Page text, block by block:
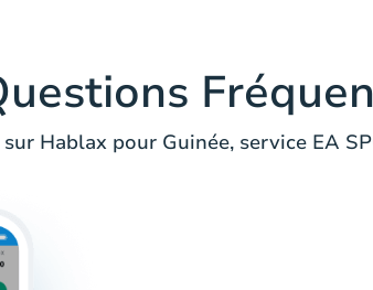
Hablax pour Guinée, service EA